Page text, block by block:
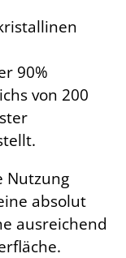
90%
von 200
Nutzung
absolut
ausreichend